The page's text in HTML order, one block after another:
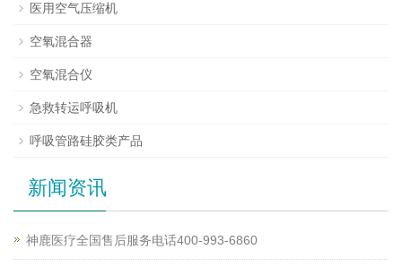
医用空气压缩机
空氧混合器
空氧混合仪
急救转运呼吸机
呼吸管路硅胶类产品
新闻资讯
神鹿医疗全国售后服务电话400-993-6860